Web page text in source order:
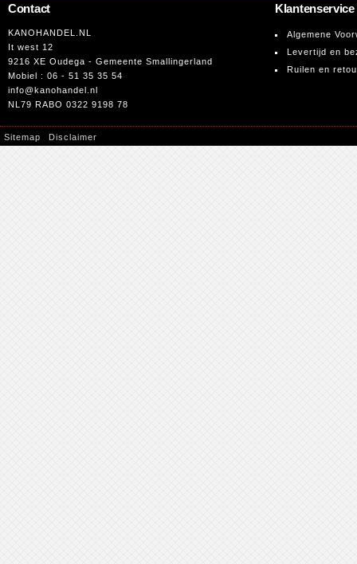
Contact
KANOHANDEL.NL
It west 12
9216 XE Oudega - Gemeente Smallingerland
Mobiel : 06 - 51 35 35 54
info@kanohandel.nl
NL79 RABO 0322 9198 78
Klantenservice
Algemene
Levertijd en
Ruilen en
Sitemap Disclaimer